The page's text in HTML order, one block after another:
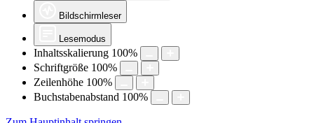
Bildschirmleser
Lesemodus
Inhaltsskalierung 100%
Schriftgröße 100%
Zeilenhöhe 100%
Buchstabenabstand 100%